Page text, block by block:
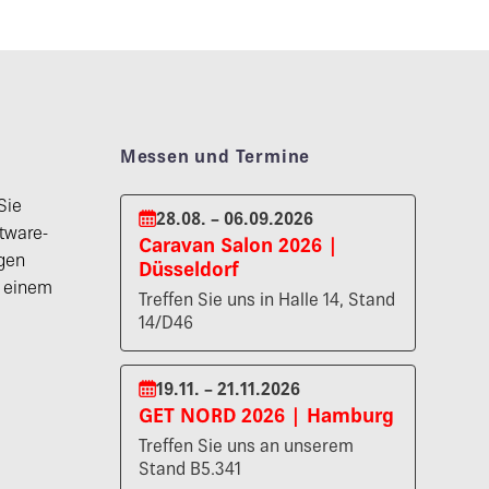
Messen und Termine
28.08. – 06.09.2026
Caravan Salon 2026 |
Düsseldorf
Treffen Sie uns in Halle 14, Stand
14/D46
19.11. – 21.11.2026
GET NORD 2026 | Hamburg
Treffen Sie uns an unserem
Stand B5.341